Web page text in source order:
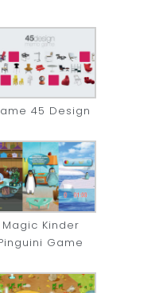
45 Design
Magic Kinder
Game